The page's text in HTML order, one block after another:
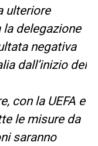
ulteriore
delegazione
negativa
dall’inizio del
con la UEFA e
le misure da
saranno